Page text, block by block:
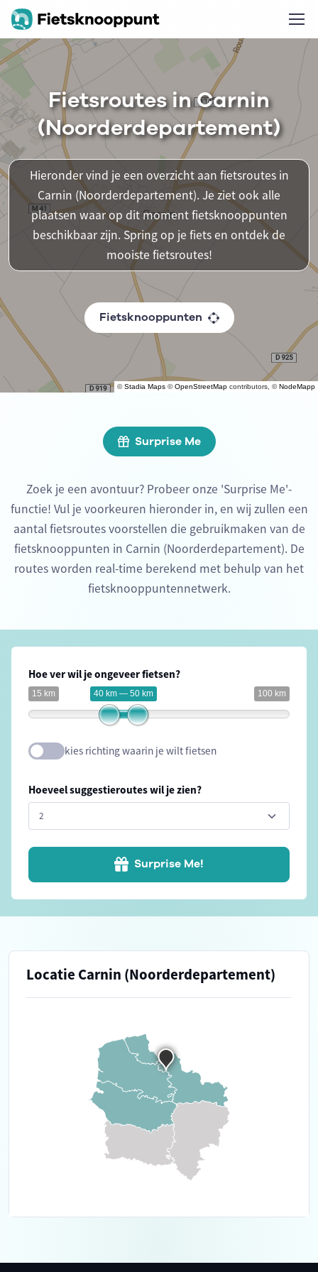
©Stadia Maps ©OpenStreetMap contributors, ©NodeMapp
Fietsroutes in Carnin
(Noorderdepartement)
Hieronder vind je een overzicht aan fietsroutes in
Carnin (Noorderdepartement). Je ziet ook alle
plaatsen waar op dit moment fietsknooppunten
beschikbaar zijn. Spring op je fiets en ontdek de
mooiste fietsroutes!
Fietsknooppunten
Surprise Me
Zoek je een avontuur? Probeer onze 'Surprise Me'-
functie! Vul je voorkeuren hieronder in, en wij zullen een
aantal fietsroutes voorstellen die gebruikmaken van de
fietsknooppunten in Carnin (Noorderdepartement). De
routes worden real-time berekend met behulp van het
fietsknooppuntennetwerk.
Hoe ver wil je ongeveer fietsen?
15 km 100 km
40 km — 50 km
kies richting waarin je wilt fietsen
Hoeveel suggestieroutes wil je zien?
Surprise Me!
Locatie Carnin (Noorderdepartement)